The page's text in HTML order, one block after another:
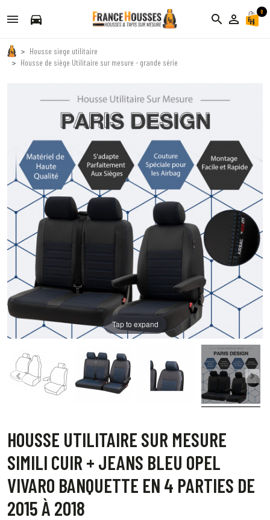
directions_car search person_outline
0
Housse siege utilitaire
Housse de siège Utilitaire sur mesure - grande série
Tap to expand
HOUSSE UTILITAIRE SUR MESURE
SIMILI CUIR + JEANS BLEU OPEL
VIVARO BANQUETTE EN 4 PARTIES DE
2015 À 2018